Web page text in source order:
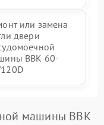
или замена
двери
BBK 60-
машины BBK